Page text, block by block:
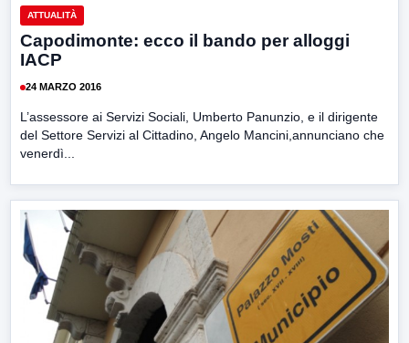
ATTUALITÀ
Capodimonte: ecco il bando per alloggi
IACP
24 MARZO 2016
L’assessore ai Servizi Sociali, Umberto Panunzio, e il dirigente
del Settore Servizi al Cittadino, Angelo Mancini,annunciano che
venerdì...